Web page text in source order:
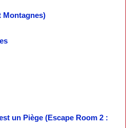
Montagnes)
un Piège (Escape Room 2 :